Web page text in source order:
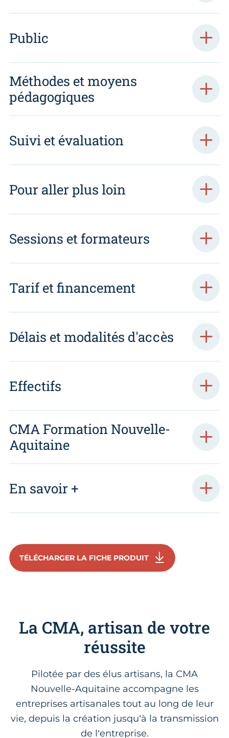
Public
Méthodes et moyens
pédagogiques
Suivi et évaluation
Pour aller plus loin
Sessions et formateurs
Tarif et financement
Délais et modalités d'accès
Effectifs
CMA Formation Nouvelle-
Aquitaine
En savoir +
TÉLÉCHARGER LA FICHE PRODUIT
La CMA, artisan de votre
réussite
Pilotée par des élus artisans, la CMA
Nouvelle-Aquitaine accompagne les
entreprises artisanales tout au long de leur
vie, depuis la création jusqu’à la transmission
de l’entreprise.